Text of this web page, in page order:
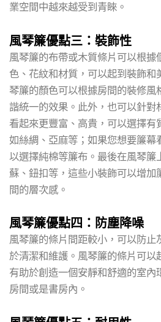
業空間中越來越受到青睞。
風琴簾優點三：裝飾性
風琴簾的布帶或木質條片可以根據
色、花紋和材質，可以起到裝飾和
琴簾的顏色可以根據房間的裝修風
諧統一的效果。此外，也可以針對
看起來更豐富、高貴，可以選擇有
如絲綢、亞麻等；如果您想要簾幕
以選擇純棉等簾布。最後在風琴簾
蘇、鈕扣等，這些小裝飾可以增加
間的層次感。
風琴簾優點四：防塵降噪
風琴簾的條片間距較小，可以防止
於清潔和維護。風琴簾的條片可以
有助於創造一個安靜和舒適的室內
房間或是書房內。